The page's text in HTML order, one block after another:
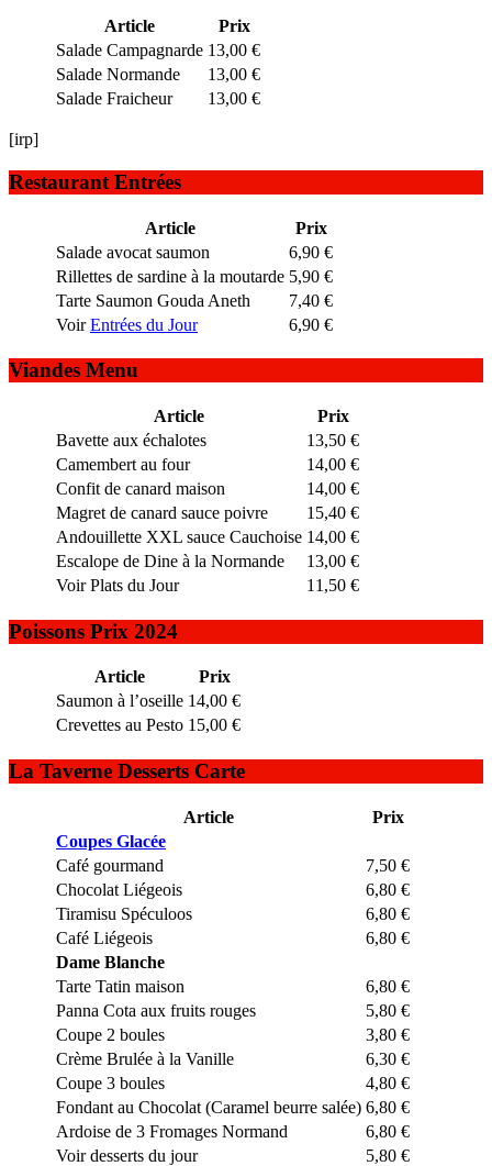
Article
Prix
Salade Campagnarde 13,00 €
Salade Normande
13,00 €
Salade Fraicheur
13,00 €
[irp]
Restaurant Entrées
Article
Prix
Salade avocat saumon
6,90 €
Rillettes de sardine à la moutarde 5,90 €
Tarte Saumon Gouda Aneth
7,40 €
VoirEntrées du Jour 6,90 €
Viandes Menu
Article
Prix
Bavette aux échalotes
13,50 €
Camembert au four
14,00 €
Confit de canard maison
14,00 €
Magret de canard sauce poivre
15,40 €
Andouillette XXL sauce Cauchoise 14,00 €
Escalope de Dine à la Normande
13,00 €
Voir Plats du Jour
11,50 €
Poissons Prix 2024
Article
Prix
Saumon à l’oseille 14,00 €
Crevettes au Pesto 15,00 €
La Taverne Desserts Carte
Article
Prix
Coupes Glacée
Café gourmand
7,50 €
Chocolat Liégeois
6,80 €
Tiramisu Spéculoos
6,80 €
Café Liégeois
6,80 €
Dame Blanche
Tarte Tatin maison
6,80 €
Panna Cota aux fruits rouges
5,80 €
Coupe 2 boules
3,80 €
Crème Brulée à la Vanille
6,30 €
Coupe 3 boules
4,80 €
Fondant au Chocolat (Caramel beurre salée) 6,80 €
Ardoise de 3 Fromages Normand
6,80 €
Voir desserts du jour
5,80 €